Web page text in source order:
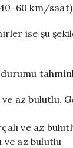
60 km/
ise şu
az bulutlu.
ve az
ve az bulutlu